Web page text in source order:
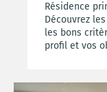
Résidence
Découvrez
les bons
profil et vos